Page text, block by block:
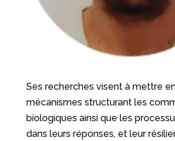
Ses recherches visent à mettre
mécanismes structurant les
biologiques ainsi que les
dans leurs réponses, et leur